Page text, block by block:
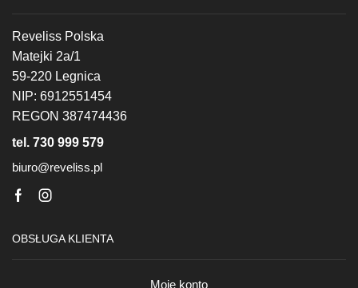
Reveliss Polska
Matejki 2a/1
59-220 Legnica
NIP: 6912551454
REGON 387474436
tel. 730 999 579
biuro@reveliss.pl
FacebookInstagram
OBSŁUGA KLIENTA
Moje konto